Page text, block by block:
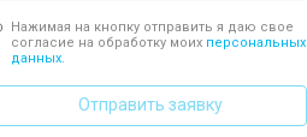
Нажимая на кнопку отправить я даю свое
согласие на обработку моих персональных
данных.
Отправить заявку